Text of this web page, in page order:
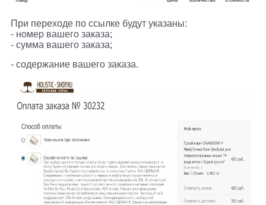
При переходе по ссылке будут указаны:
- номер вашего заказа;
- сумма вашего заказа;
- содержание вашего заказа.